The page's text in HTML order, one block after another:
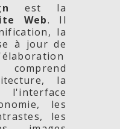
est la
Web. Il
la
à jour de
comprend
la
les
les